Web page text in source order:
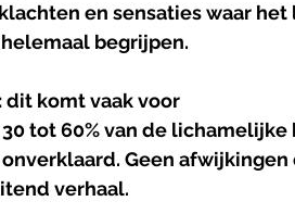
en sensaties waar het
begrijpen.
: dit komtvaakvoor
tot 60% van de
Geen afwijkingen
verhaal.